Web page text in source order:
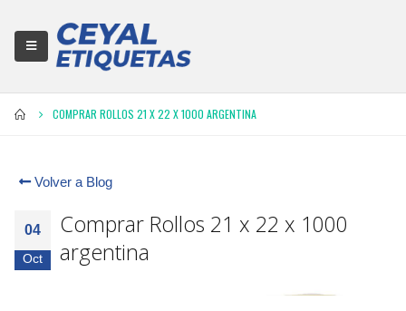
COMPRAR ROLLOS 21 X 22 X 1000 ARGENTINA
Volver a Blog
04
Oct
Comprar Rollos 21 x 22 x 1000
argentina